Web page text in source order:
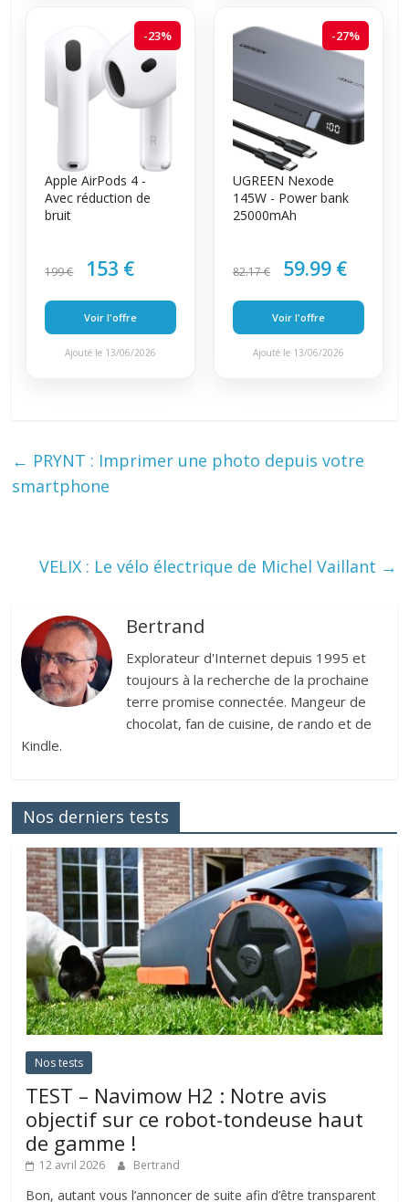
-23%
Apple AirPods 4 -
Avec réduction de
bruit
199 € 153 €
Voir l'offre
Ajouté le 13/06/2026
-27%
UGREEN Nexode
145W - Power bank
25000mAh
82.17 € 59.99 €
Voir l'offre
Ajouté le 13/06/2026
← PRYNT : Imprimer une photo depuis votre
smartphone
VELIX : Le vélo électrique de Michel Vaillant →
Bertrand
Explorateur d'Internet depuis 1995 et
toujours à la recherche de la prochaine
terre promise connectée. Mangeur de
chocolat, fan de cuisine, de rando et de
Kindle.
Nos derniers tests
Nos tests
TEST – Navimow H2 : Notre avis
objectif sur ce robot-tondeuse haut
de gamme !
12 avril 2026 Bertrand
Bon, autant vous l’annoncer de suite afin d’être transparent